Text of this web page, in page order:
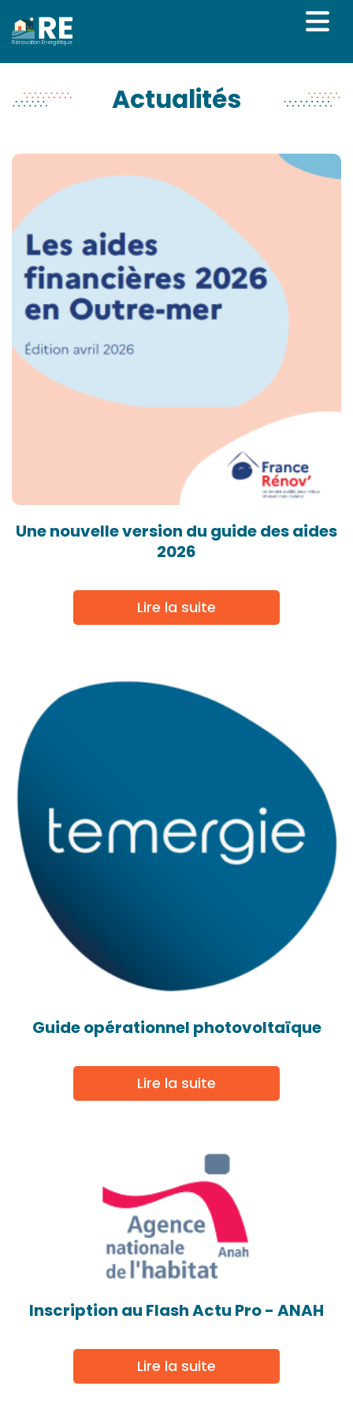
Rénovation Énergétique
Actualités
Une nouvelle version du guide des aides
2026
Lire la suite
Guide opérationnel photovoltaïque
Lire la suite
Inscription au Flash Actu Pro - ANAH
Lire la suite